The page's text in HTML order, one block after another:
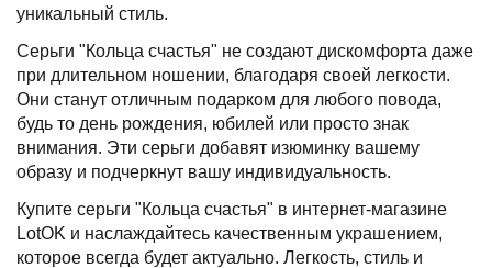
уникальный стиль.
Серьги "Кольца счастья" не создают дискомфорта даже
при длительном ношении, благодаря своей легкости.
Они станут отличным подарком для любого повода,
будь то день рождения, юбилей или просто знак
внимания. Эти серьги добавят изюминку вашему
образу и подчеркнут вашу индивидуальность.
Купите серьги "Кольца счастья" в интернет-магазине
LotOK и наслаждайтесь качественным украшением,
которое всегда будет актуально. Легкость, стиль и